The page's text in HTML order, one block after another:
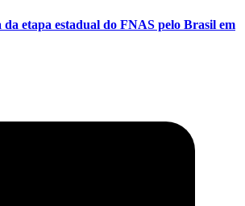
da etapa estadual do FNAS pelo Brasil em